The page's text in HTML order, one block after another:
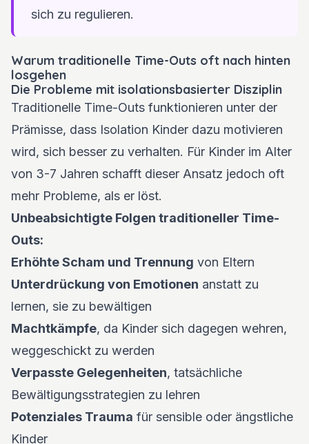
sich zu regulieren.
Warum traditionelle Time-Outs oft nach hinten
losgehen
Die Probleme mit isolationsbasierter Disziplin
Traditionelle Time-Outs funktionieren unter der
Prämisse, dass Isolation Kinder dazu motivieren
wird, sich besser zu verhalten. Für Kinder im Alter
von 3-7 Jahren schafft dieser Ansatz jedoch oft
mehr Probleme, als er löst.
Unbeabsichtigte Folgen traditioneller Time-
Outs:
Erhöhte Scham und Trennung von Eltern
Unterdrückung von Emotionen anstatt zu
lernen, sie zu bewältigen
Machtkämpfe, da Kinder sich dagegen wehren,
weggeschickt zu werden
Verpasste Gelegenheiten, tatsächliche
Bewältigungsstrategien zu lehren
Potenziales Trauma für sensible oder ängstliche
Kinder